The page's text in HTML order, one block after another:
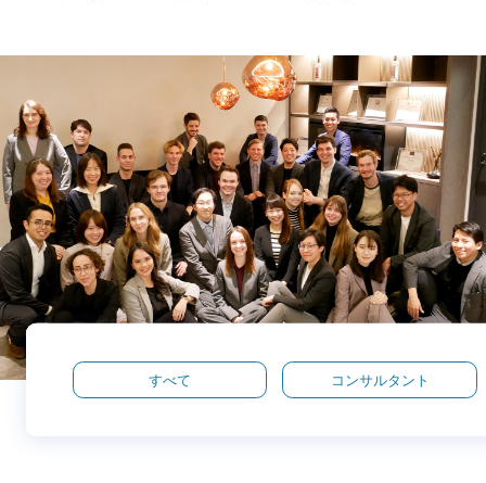
すべて コンサルタント